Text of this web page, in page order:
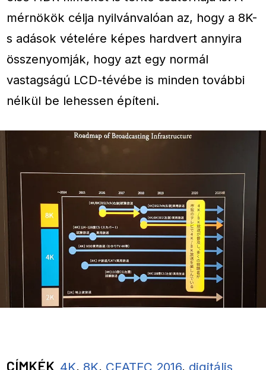
mérnökök célja nyilvánvalóan az, hogy a 8K-
s adások vételére képes hardvert annyira
összenyomják, hogy azt egy normál
vastagságú LCD-tévébe is minden további
nélkül be lehessen építeni.
CÍMKÉK 4K, 8K, CEATEC 2016, digitális